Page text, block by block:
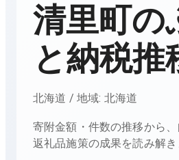
清里町の
と納税推
北海道 / 地域: 北海道
寄附金額・件数の推移から
返礼品施策の成果を読み解き